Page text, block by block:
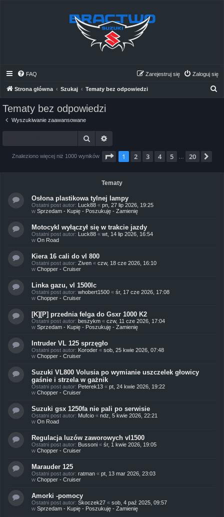
FAQ Zaloguj się
Zarejestruj się
Strona główna Szukaj Tematy bez odpowiedzi
Tematy bez odpowiedzi
Wyszukiwanie zaawansowane
Szukaj
Znaleziono więcej niż 1000 wyników Strona z20
1 2 3 4 5 20
Tematy
Osłona plastikowa tylnej lampy
Ostatni post autor: Luck88 « pn, 27 lip 2026, 19:25
w Sprzedam - Kupię - Poszukuję - Zamienię
Motocykl wyłączył się w trakcie jazdy
Ostatni post autor: Luck88 « wt, 14 lip 2026, 16:54
w On Road
Kiera 16 cali do vl 800
Ostatni post autor: Ziven « czw, 18 cze 2026, 16:10
w Chopper - Cruiser
Linka gazu, vl 1500lc
Ostatni post autor: whobert1500 « śr, 17 cze 2026, 17:08
w Chopper - Cruiser
[K][P] przednia felga do Gsxr 1000 K2
Ostatni post autor: beszykm « czw, 11 cze 2026, 17:04
w Sprzedam - Kupię - Poszukuję - Zamienię
Intruder VL 125 sprzęgło
Ostatni post autor: Koroder « sob, 25 kwie 2026, 07:48
w Chopper - Cruiser
Suzuki VL800 Volusia po wymianie uszczelek głowicy
gaśnie i strzela w gażnik
Ostatni post autor: Peterek13 « pt, 24 kwie 2026, 19:22
w Chopper - Cruiser
Suzuki gsx 1250fa nie pali po serwisie
Ostatni post autor: Mufcio « ndz, 5 kwie 2026, 22:21
w On Road
Regulacja luzów zaworowych vl1500
Ostatni post autor: Bussoni « śr, 1 kwie 2026, 19:05
w Chopper - Cruiser
Marauder 125
Ostatni post autor: ratman « pt, 13 mar 2026, 23:03
w Chopper - Cruiser
Amorki -pomocy
Ostatni post autor: Skoczek27 « sob, 4 paź 2025, 09:57
w Sprzedam - Kupię - Poszukuję - Zamienię